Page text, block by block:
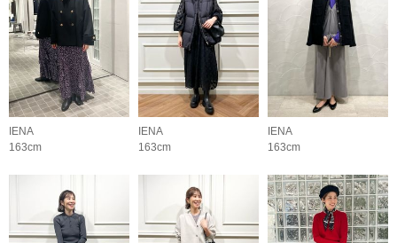
IENA
163cm
IENA
163cm
IENA
163cm